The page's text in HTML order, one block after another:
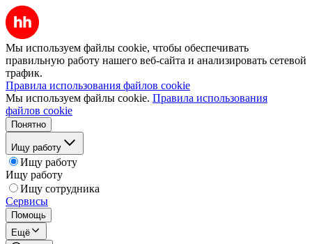
Мы используем файлы cookie, чтобы обеспечивать
правильную работу нашего веб-сайта и анализировать сетевой
трафик.
Правила использования файлов cookie
Мы используем файлы cookie. Правила использования
файлов cookie
Понятно
Ищу работу
Ищу работу
Ищу работу
Ищу сотрудника
Сервисы
Помощь
Ещё